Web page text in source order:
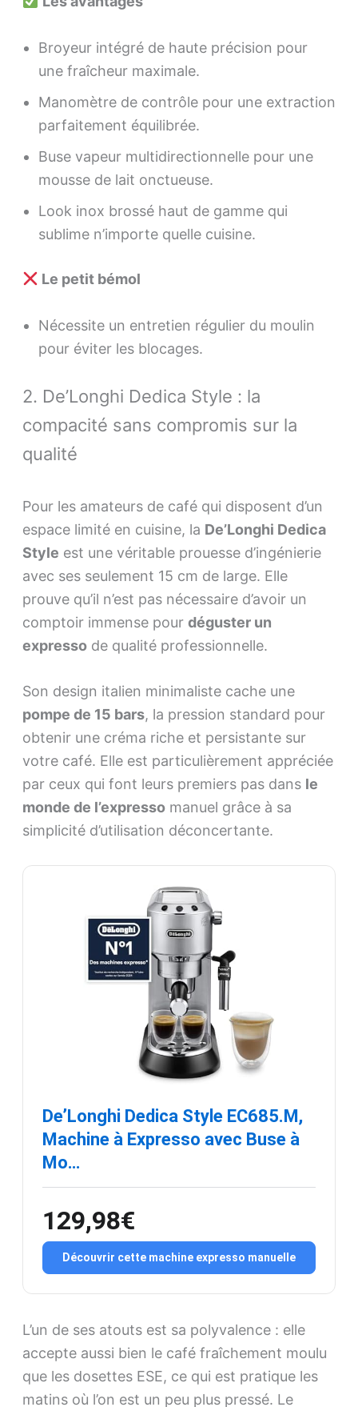
Broyeur intégré de haute précision pour
une fraîcheur maximale.
Manomètre de contrôle pour une extraction
parfaitement équilibrée.
Buse vapeur multidirectionnelle pour une
mousse de lait onctueuse.
Look inox brossé haut de gamme qui
sublime n’importe quelle cuisine.
Le petit bémol
Nécessite un entretien régulier du moulin
pour éviter les blocages.
2. De’Longhi Dedica Style : la
compacité sans compromis sur la
qualité
Pour les amateurs de café qui disposent d’un
espace limité en cuisine, la De’Longhi Dedica
Style est une véritable prouesse d’ingénierie
avec ses seulement 15 cm de large. Elle
prouve qu’il n’est pas nécessaire d’avoir un
comptoir immense pour déguster un
expressode qualité professionnelle.
Son design italien minimaliste cache une
pompe de 15 bars, la pression standard pour
obtenir une créma riche et persistante sur
votre café. Elle est particulièrement appréciée
par ceux qui font leurs premiers pas dans le
monde de l’expressomanuel grâce à sa
simplicité d’utilisation déconcertante.
De’Longhi Dedica Style EC685.M,
Machine à Expresso avec Buse à
Mo…
129,98€
Découvrir cette machine expresso manuelle
L’un de ses atouts est sa polyvalence : elle
accepte aussi bien le café fraîchement moulu
que les dosettes ESE, ce qui est pratique les
matins où l’on est un peu plus pressé. Le